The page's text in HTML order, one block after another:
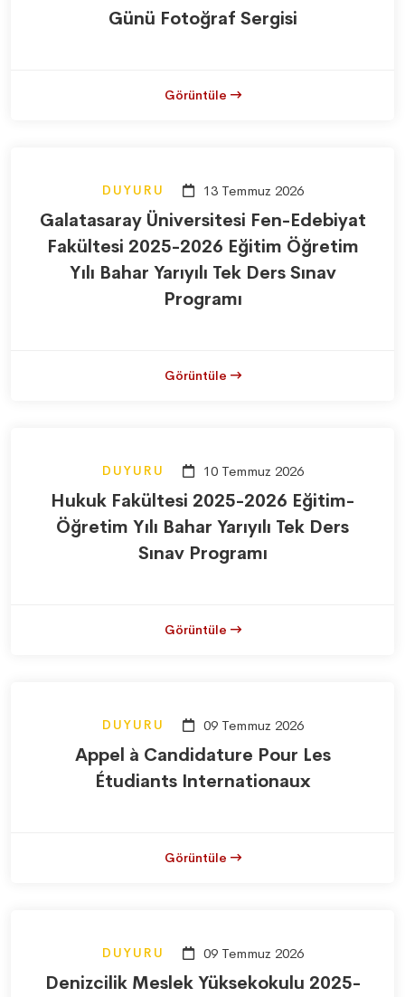
Günü Fotoğraf Sergisi
Görüntüle
DUYURU 13 Temmuz 2026
Galatasaray Üniversitesi Fen-Edebiyat
Fakültesi 2025-2026 Eğitim Öğretim
Yılı Bahar Yarıyılı Tek Ders Sınav
Programı
Görüntüle
DUYURU 10 Temmuz 2026
Hukuk Fakültesi 2025-2026 Eğitim-
Öğretim Yılı Bahar Yarıyılı Tek Ders
Sınav Programı
Görüntüle
DUYURU 09 Temmuz 2026
Appel à Candidature Pour Les
Étudiants Internationaux
Görüntüle
DUYURU 09 Temmuz 2026
Denizcilik Meslek Yüksekokulu 2025-